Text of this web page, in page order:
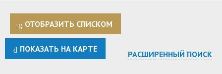
ОТОБРАЗИТЬ СПИСКОМ
ПОКАЗАТЬ НА КАРТЕ
РАСШИРЕННЫЙ ПОИСК